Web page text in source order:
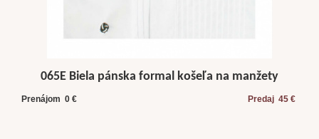
065E Biela pánska formal košeľa na manžety
Prenájom 0 € Predaj 45 €